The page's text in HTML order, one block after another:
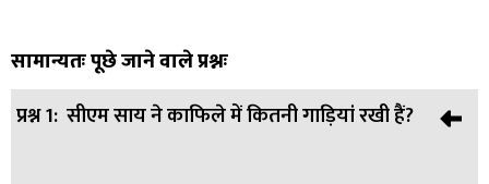
सामान्यतः पूछे जाने वाले प्रश्नः
प्रश्न 1: सीएम साय ने काफिले में कितनी गाड़ियां रखी हैं?